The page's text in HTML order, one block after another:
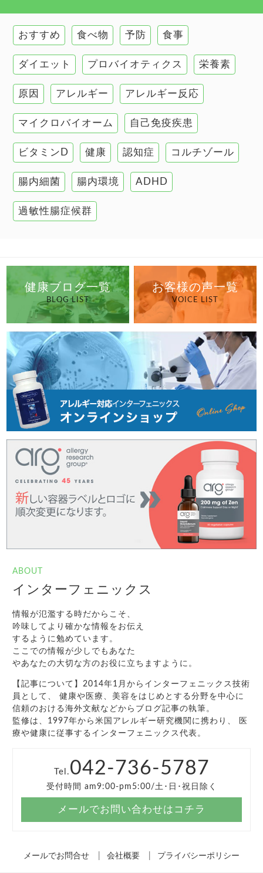
甲状腺
肌
肝臓の健康
腸の健康
自己免疫疾患
高血圧
おすすめ 食べ物 予防 食事
ダイエット プロバイオティクス 栄養素
原因 アレルギー アレルギー反応
マイクロバイオーム 自己免疫疾患
ビタミンD 健康 認知症 コルチゾール
腸内細菌 腸内環境 ADHD
過敏性腸症候群
健康ブログ一覧
BLOG LIST
お客様の声一覧
VOICE LIST
ABOUT
インターフェニックス
情報が氾濫する時だからこそ、
吟味してより確かな情報をお伝え
するように勉めています。
ここでの情報が少しでもあなた
やあなたの大切な方のお役に立ちますように。
【記事について】2014年1月からインターフェニックス技術
員として、 健康や医療、美容をはじめとする分野を中心に
信頼のおける海外文献などからブログ記事の執筆。
監修は、1997年から米国アレルギー研究機関に携わり、 医
療や健康に従事するインターフェニックス代表。
Tel. 042-736-5787
受付時間 am9:00-pm5:00/土･日･祝日除く
メールでお問い合わせはコチラ
メールでお問合せ 会社概要 プライバシーポリシー